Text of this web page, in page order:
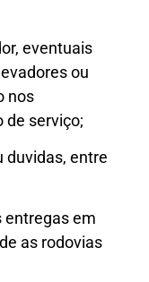
eventuais
ou
nos
de serviço;
duvidas, entre
entregas em
as rodovias